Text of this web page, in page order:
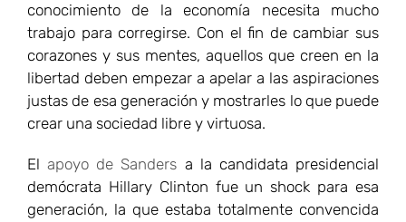
conocimiento de la economía necesita mucho
trabajo para corregirse. Con el fin de cambiar sus
corazones y sus mentes, aquellos que creen en la
libertad deben empezar a apelar a las aspiraciones
justas de esa generación y mostrarles lo que puede
crear una sociedad libre y virtuosa.
Elapoyo de Sanders a la candidata presidencial
demócrata Hillary Clinton fue un shock para esa
generación, la que estaba totalmente convencida